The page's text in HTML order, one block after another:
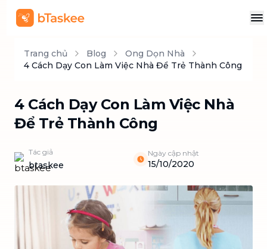
Trang chủ Blog
Ong Dọn Nhà
4 Cách Dạy Con Làm Việc Nhà Để Trẻ Thành Công
4 Cách Dạy Con Làm Việc Nhà
Để Trẻ Thành Công
Tác giả
btaskee
Ngày cập nhật
15/10/2020